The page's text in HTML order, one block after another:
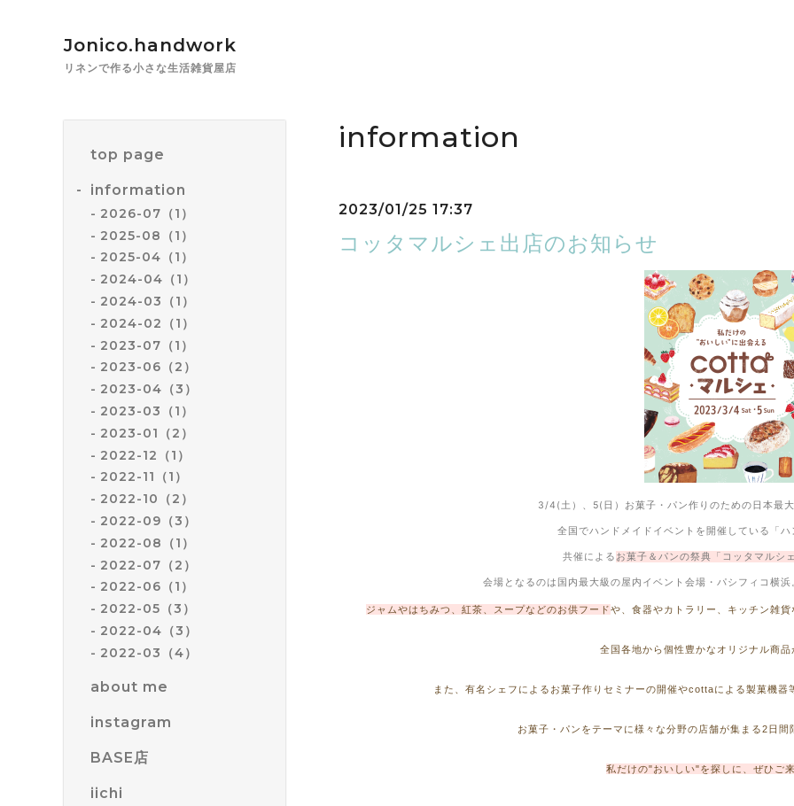
Jonico.handwork
リネンで作る小さな生活雑貨屋店
top page
information
2026-07（1）
2025-08（1）
2025-04（1）
2024-04（1）
2024-03（1）
2024-02（1）
2023-07（1）
2023-06（2）
2023-04（3）
2023-03（1）
2023-01（2）
2022-12（1）
2022-11（1）
2022-10（2）
2022-09（3）
2022-08（1）
2022-07（2）
2022-06（1）
2022-05（3）
2022-04（3）
2022-03（4）
about me
instagram
BASE店
iichi
information
2023/01/25 17:37
コッタマルシェ出店のお知らせ
3/4(土）、5(日）お菓子・パン作りのための日本最
全国でハンドメイドイベントを開催している「
共催による お菓子＆パンの祭典「コッタマルシ
会場となるのは国内最大級の屋内イベント会場・パシフィコ横浜
ジャムやはちみつ、紅茶、スープなどのお供フードや、食器やカトラリー、キッチン雑貨
全国各地から個性豊かなオリジナル商品
また、有名シェフによるお菓子作りセミナーの開催やcottaによる製菓機器
お菓子・パンをテーマに様々な分野の店舗が集まる2日間
私だけの"おいしい"を探しに、ぜひご